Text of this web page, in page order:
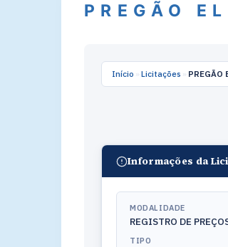
PREGÃO
Início » Licitações » PREGÃO
Informações da
MODALIDADE
REGISTRO DE
TIPO